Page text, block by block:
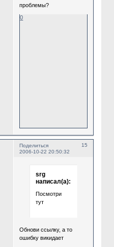
проблемы?
0
Поделиться
15
2006-10-22 20:50:32
srg
написал(а):
Посмотри
тут
Обнови ссылку, а то
ошибку викидает